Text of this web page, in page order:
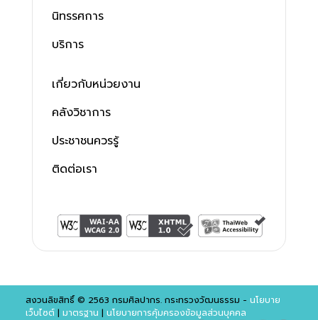
นิทรรศการ
บริการ
เกี่ยวกับหน่วยงาน
คลังวิชาการ
ประชาชนควรรู้
ติดต่อเรา
สงวนลิขสิทธิ์ © 2563 กรมศิลปากร. กระทรวงวัฒนธรรม - นโยบาย
เว็บไซต์| มาตรฐาน | นโยบายการคุ้มครองข้อมูลส่วนบุคคล